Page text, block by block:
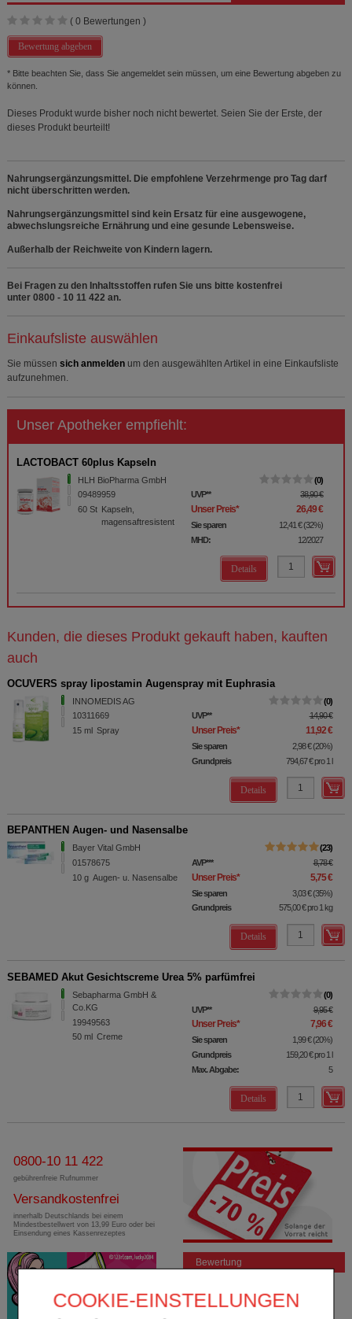
COOKIE-EINSTELLUNGEN
( 0 Bewertungen )
Bewertung abgeben
* Bitte beachten Sie, dass Sie angemeldet sein müssen, um eine Bewertung abgeben zu
können.
Dieses Produkt wurde bisher noch nicht bewertet. Seien Sie der Erste, der
dieses Produkt beurteilt!
Nahrungsergänzungsmittel. Die empfohlene Verzehrmenge pro Tag darf
nicht überschritten werden.
Nahrungsergänzungsmittel sind kein Ersatz für eine ausgewogene,
abwechslungsreiche Ernährung und eine gesunde Lebensweise.
Außerhalb der Reichweite von Kindern lagern.
Bei Fragen zu den Inhaltsstoffen rufen Sie uns bitte kostenfrei
unter 0800 - 10 11 422 an.
Einkaufsliste auswählen
Sie müssen sich anmelden um den ausgewählten Artikel in eine Einkaufsliste
aufzunehmen.
Unser Apotheker empfiehlt:
LACTOBACT 60plus Kapseln
HLH BioPharma GmbH
09489959
60St Kapseln,
magensaftresistent
0
UVP** 38,90 €
Unser Preis* 26,49 €
Sie sparen 12,41 €(32%)
MHD:
12/2027
Details
Kunden, die dieses Produkt gekauft haben, kauften
auch
OCUVERS spray lipostamin Augenspray mit Euphrasia
INNOMEDIS AG
10311669
15 ml Spray
0
UVP** 14,90 €
Unser Preis* 11,92 €
Sie sparen 2,98 € (20%)
Grundpreis
794,67 €pro 1 l
Details
BEPANTHEN Augen- und Nasensalbe
Bayer Vital GmbH
01578675
10 g Augen- u. Nasensalbe
23
AVP*** 8,78 €
Unser Preis* 5,75 €
Sie sparen 3,03 € (35%)
Grundpreis
575,00 €pro 1 kg
Details
SEBAMED Akut Gesichtscreme Urea 5% parfümfrei
Sebapharma GmbH &
Co.KG
19949563
50 ml Creme
0
UVP** 9,95 €
Unser Preis* 7,96 €
Sie sparen 1,99 € (20%)
Grundpreis
159,20 €pro 1 l
Max. Abgabe:
5
Details
0800-10 11 422
gebührenfreie Rufnummer
Versandkostenfrei
innerhalb Deutschlands bei einem
Mindestbestellwert von 13,99 Euro oder bei
Einsendung eines Kassenrezeptes
Bewertung